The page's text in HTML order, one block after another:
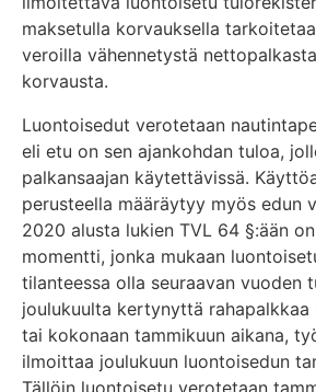
maksetulla korvauksella
veroilla vähennetystä
korvausta.
Luontoisedut verotetaan
eli etu on sen ajankohdan tuloa,
palkansaajan käytettävissä.
perusteella määräytyy myös edun
2020 alusta lukien TVL 64 §:ään
momentti, jonka mukaan
tilanteessa olla seuraavan vuoden
joulukuulta kertynyttä rahapalkkaa
tai kokonaan tammikuun aikana,
ilmoittaa joulukuun luontoisedun
Tällöin luontoisetu verotetaan